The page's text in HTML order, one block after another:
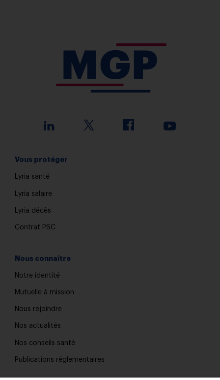
Vous protéger
Lyria santé
Lyria salaire
Lyria décès
Contrat PSC
Nous connaître
Notre identité
Mutuelle à mission
Nous rejoindre
Nos actualités
Nos conseils santé
Publications réglementaires